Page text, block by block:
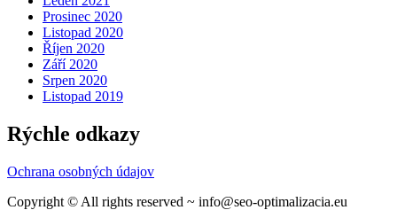
Prosinec 2020
Listopad 2020
Říjen 2020
Září 2020
Srpen 2020
Listopad 2019
Rýchle odkazy
Ochrana osobných údajov
Copyright © All rights reserved ~ info@seo-optimalizacia.eu